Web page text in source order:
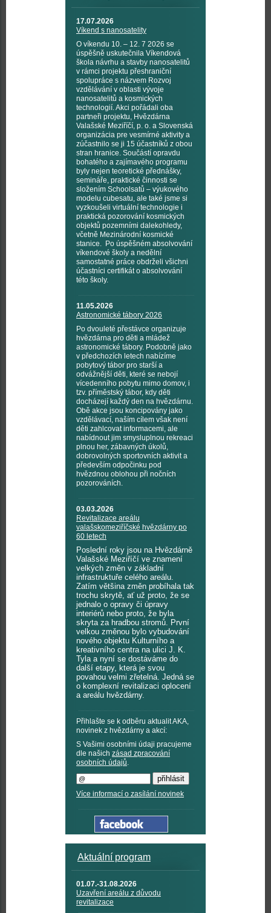
17.07.2026
Víkend s nanosatelity
O víkendu 10. – 12. 7 2026 se
úspěšně uskutečnila Víkendová
škola návrhu a stavby nanosatelitů
v rámci projektu přeshraniční
spolupráce s názvem Rozvoj
vzdělávání v oblasti vývoje
nanosatelitů a kosmických
technologií. Akci pořádali oba
partneři projektu, Hvězdárna
Valašské Meziříčí, p. o. a Slovenská
organizácia pre vesmírné aktivity a
zúčastnilo se ji 15 účastníků z obou
stran hranice. Součástí opravdu
bohatého a zajímavého programu
byly nejen teoretické přednášky,
semináře, praktické činnosti se
složením Schoolsatů – výukového
modelu cubesatu, ale také jsme si
vyzkoušeli virtuální technologie i
praktická pozorování kosmických
objektů pozemními dalekohledy,
včetně Mezinárodní kosmické
stanice. Po úspěšném absolvování
víkendové školy a nedělní
samostatné práce obdrželi všichni
účastníci certifikát o absolvování
této školy.
11.05.2026
Astronomické tábory 2026
Po dvouleté přestávce organizuje
hvězdárna pro děti a mládež
astronomické tábory. Podobně jako
v předchozích letech nabízíme
pobytový tábor pro starší a
odvážnější děti, které se nebojí
vícedenního pobytu mimo domov, i
tzv. příměstský tábor, kdy děti
docházejí každý den na hvězdárnu.
Obě akce jsou koncipovány jako
vzdělávací, naším cílem však není
děti zahlcovat informacemi, ale
nabídnout jim smysluplnou rekreaci
plnou her, zábavných úkolů,
dobrovolných sportovních aktivit a
především odpočinku pod
hvězdnou oblohou při nočních
pozorováních.
03.03.2026
Revitalizace areálu
valašskomeziříčské hvězdárny po
60 letech
Poslední roky jsou na Hvězdárně
Valašské Meziříčí ve znamení
velkých změn v základní
infrastruktuře celého areálu.
Zatím většina změn probíhala tak
trochu skrytě, ať už proto, že se
jednalo o opravy či úpravy
interiérů nebo proto, že byla
skryta za hradbou stromů. První
velkou změnou bylo vybudování
nového objektu Kulturního a
kreativního centra na ulici J. K.
Tyla a nyní se dostáváme do
další etapy, která je svou
povahou velmi zřetelná. Jedná se
o komplexní revitalizaci oplocení
a areálu hvězdárny.
Přihlašte se k odběru aktualit AKA,
novinek z hvězdárny a akcí:
S Vašimi osobními údaji pracujeme
dle našich zásad zpracování
osobních údajů.
Více informací o zasílání novinek
Aktuální program
01.07.-31.08.2026
Uzavření areálu z důvodu
revitalizace